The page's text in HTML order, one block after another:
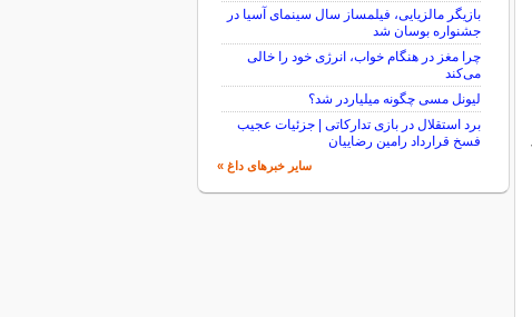
بازیگر مالزیایی، فیلمساز سال سینمای آسیا در
جشنواره بوسان شد
چرا مغز در هنگام خواب، انرژی خود را خالی
می‌کند
لیونل مسی چگونه میلیاردر شد؟
برد استقلال در بازی تدارکاتی | جزئیات عجیب
فسخ قرارداد رامین رضاییان
سایر خبرهای داغ »